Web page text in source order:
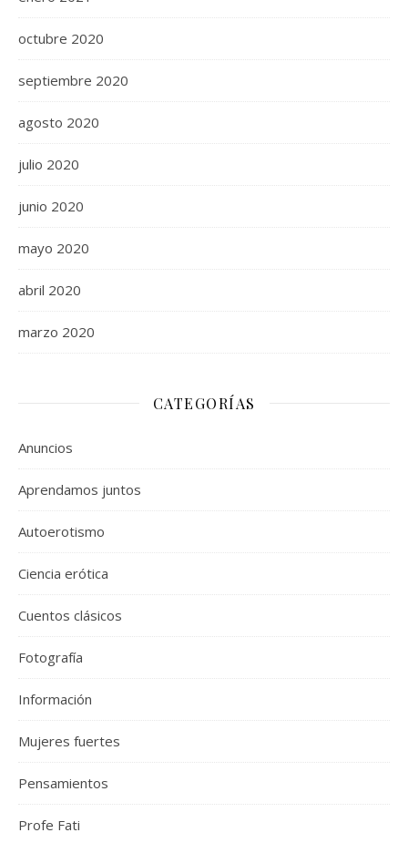
octubre 2020
septiembre 2020
agosto 2020
julio 2020
junio 2020
mayo 2020
abril 2020
marzo 2020
CATEGORÍAS
Anuncios
Aprendamos juntos
Autoerotismo
Ciencia erótica
Cuentos clásicos
Fotografía
Información
Mujeres fuertes
Pensamientos
Profe Fati